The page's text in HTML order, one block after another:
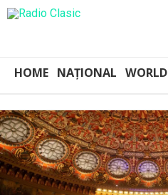
HOME NAȚIONAL WORLD